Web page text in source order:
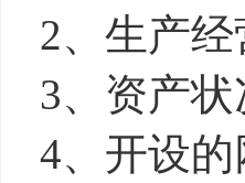
2、生产经
3、资产状
4、开设